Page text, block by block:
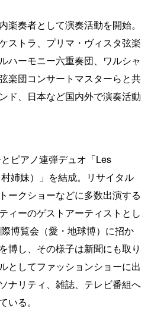
楽奏者として演奏活動を開始。
ストラ、プリマ・ヴィスタ弦楽
ハーモニー六重奏団、ワルシャ
楽団コンサートマスターらと共
ド、日本など国内外で演奏活動
ピアノ連弾デュオ「Les
姉妹）」を結成。リサイタル
ークショーなどに多数出演する
ィーのゲストアーティストとし
博覧会（愛・地球博）に招か
博し、その様子は新聞にも取り
としてファッションショーに出
ナリティ、雑誌、テレビ番組へ
いる。